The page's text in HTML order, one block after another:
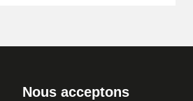
Nous acceptons